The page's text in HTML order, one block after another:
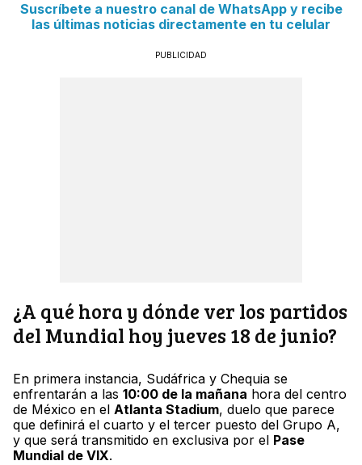
Suscríbete a nuestro canal de WhatsApp y recibe
las últimas noticias directamente en tu celular
PUBLICIDAD
¿A qué hora y dónde ver los partidos
del Mundial hoy jueves 18 de junio?
En primera instancia, Sudáfrica y Chequia se
enfrentarán a las 10:00 de la mañana hora del centro
de México en el Atlanta Stadium, duelo que parece
que definirá el cuarto y el tercer puesto del Grupo A,
y que será transmitido en exclusiva por el Pase
Mundial de VIX.